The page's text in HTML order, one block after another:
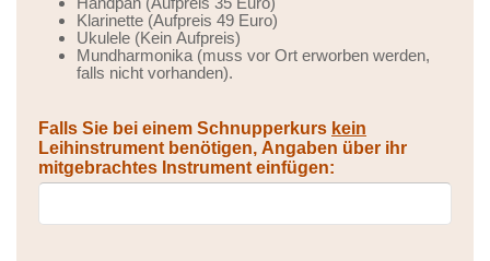
Klarinette (Aufpreis 49 Euro)
Ukulele (Kein Aufpreis)
Mundharmonika (muss vor Ort erworben werden,
falls nicht vorhanden).
Falls Sie bei einem Schnupperkurs kein
Leihinstrument benötigen, Angaben über ihr
mitgebrachtes Instrument einfügen: